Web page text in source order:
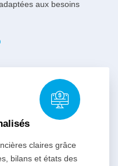
aux besoins
claires grâce
bilans et états des